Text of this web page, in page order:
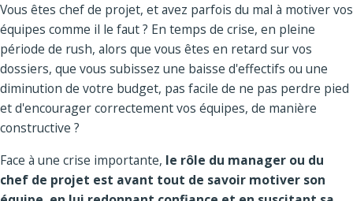
Vous êtes chef de projet, et avez parfois du mal à motiver vos
équipes comme il le faut ? En temps de crise, en pleine
période de rush, alors que vous êtes en retard sur vos
dossiers, que vous subissez une baisse d'effectifs ou une
diminution de votre budget, pas facile de ne pas perdre pied
et d'encourager correctement vos équipes, de manière
constructive ?
Face à une crise importante, le rôle du manager ou du
chef de projet est avant tout de savoir motiver son